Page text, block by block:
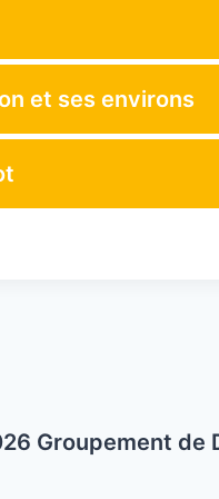
et ses environs
Groupement de